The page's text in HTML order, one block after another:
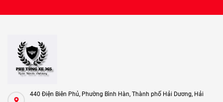
440 Điện Biên Phủ, Phường Bình Hàn, Thành phố Hải Dương, Hải